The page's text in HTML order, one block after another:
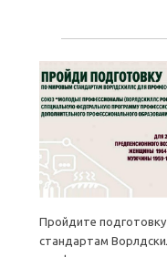
Пройдите
стандартам